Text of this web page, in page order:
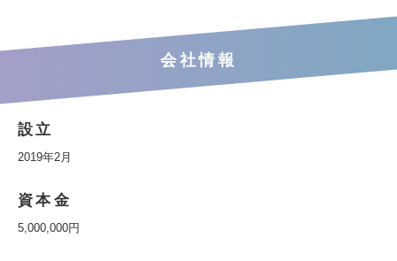
会社情報
設立
2019年2月
資本金
5,000,000円